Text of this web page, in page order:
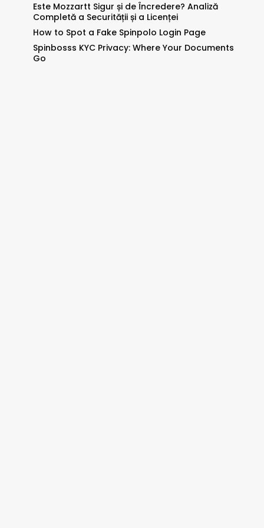
Este Mozzartt Sigur și de Încredere? Analiză
Completă a Securității și a Licenței
How to Spot a Fake Spinpolo Login Page
Spinbosss KYC Privacy: Where Your Documents
Go